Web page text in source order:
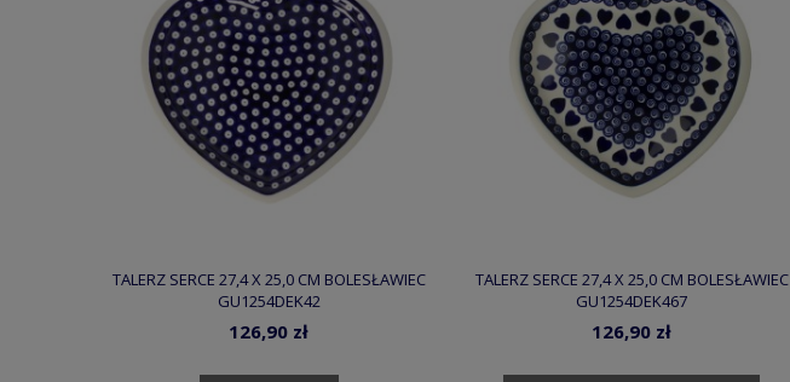
TALERZ SERCE 27,4 X 25,0 CM BOLESŁAWIEC
GU1254DEK42
126,90 zł
TALERZ SERCE 27,4 X 25,0 CM BOLESŁAWIEC
GU1254DEK467
126,90 zł